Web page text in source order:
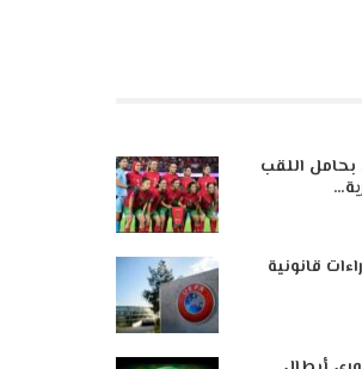
اللقب
قانونية